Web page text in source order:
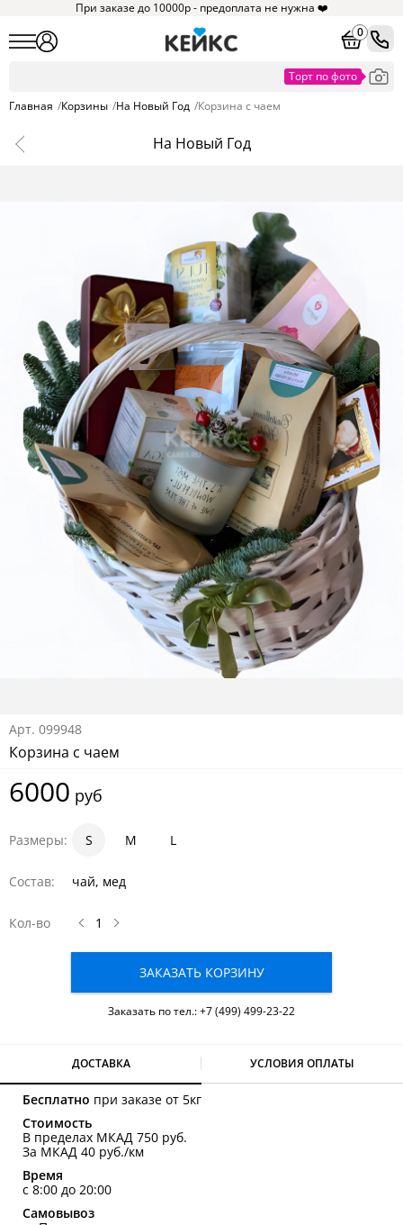
При заказе до 10000р - предоплата не нужна ❤️
0
Главная /Корзины /На Новый Год /Корзина с чаем
На Новый Год
Арт. 099948
Корзина с чаем
6000 руб
Размеры: S
1 M
1.5 L
2
Состав: чай, мед
Кол-во
ЗАКАЗАТЬ КОРЗИНУ
Заказать по тел.:+7 (499) 499-23-22
ДОСТАВКА УСЛОВИЯ ОПЛАТЫ
Бесплатно при заказе от 5кг
Стоимость
В пределах МКАД 750 руб.
За МКАД 40 руб./км
Время
с 8:00 до 20:00
Самовывоз